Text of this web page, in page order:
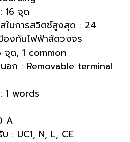
16 จุด
ในการสวิตช์สูงสุด : 24
งกันไฟฟ้าลัดวงจร
จุด, 1 common
อก : Removable terminal
1 words
A
: UC1, N, L, CE